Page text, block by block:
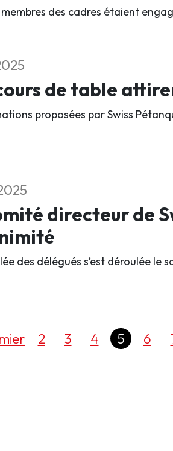
membres des cadres étaient
de table
proposées par Swiss
directeur de
des délégués s’est déroulée
2 3 4 5 6